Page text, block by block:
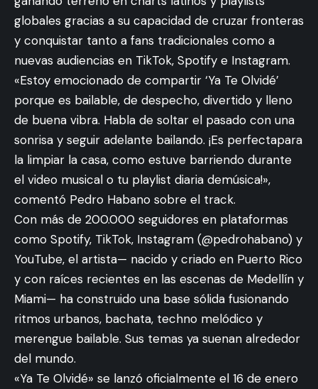
globales gracias a su capacidad de cruzar fronteras
y conquistar tanto a fans tradicionales como a
nuevas audiencias en TikTok, Spotify e Instagram.
«Estoy emocionado de compartir ‘Ya Te Olvidé’
porque es bailable, de despecho, divertido y lleno
de buena vibra. Habla de soltar el pasado con una
sonrisa y seguir adelante bailando. ¡Es perfectapara
la limpiar la casa, como estuve barriendo durante
el video musical o tu playlist diaria demúsica!»,
comentó Pedro Habano sobre el track.
Con más de 200.000 seguidores en plataformas
como Spotify, TikTok, Instagram (@pedrohabano) y
YouTube, el artista— nacido y criado en Puerto Rico
y con raíces recientes en las escenas de Medellín y
Miami— ha construido una base sólida fusionando
ritmos urbanos, bachata, techno melódico y
merengue bailable. Sus temas ya suenan alrededor
del mundo.
«Ya Te Olvidé» se lanzó oficialmente el 16 de enero